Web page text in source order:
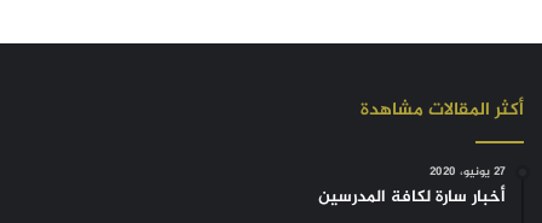
أكثر المقالات مشاهدة
27 يونيو، 2020
أخبار سارة لكافة المدرسين